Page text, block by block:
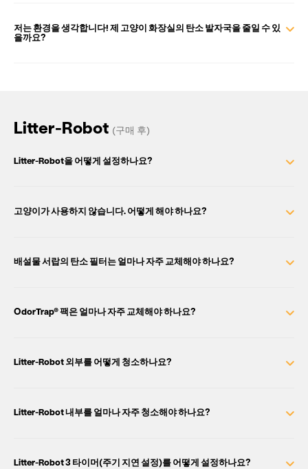
저는 환경을 생각합니다! 제 고양이 화장실의 탄소 발자국을 줄일 수 있
을까요?
Litter-Robot (구매 후)
Litter-Robot을 어떻게 설정하나요?
고양이가 사용하지 않습니다. 어떻게 해야 하나요?
배설물 서랍의 탄소 필터는 얼마나 자주 교체해야 하나요?
OdorTrap® 팩은 얼마나 자주 교체해야 하나요?
Litter-Robot 외부를 어떻게 청소하나요?
Litter-Robot 내부를 얼마나 자주 청소해야 하나요?
Litter-Robot 3 타이머(주기 지연 설정)를 어떻게 설정하나요?